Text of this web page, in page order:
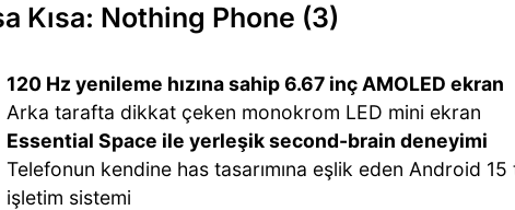
Kısa: Nothing Phone (3)
120 Hz yenileme hızına sahip 6.67 inç AMOLED ekran
Arka tarafta dikkat çeken monokrom LED mini ekran
Essential Space ile yerleşik second-brain deneyimi
Telefonun kendine has tasarımına eşlik eden Android
işletim sistemi